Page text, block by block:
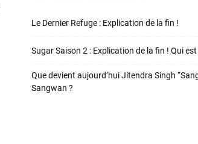
Le Dernier Refuge : Explication de la fin !
Sugar Saison 2 : Explication de la fin ! Qui
Que devient aujourd’hui Jitendra Singh
Sangwan ?